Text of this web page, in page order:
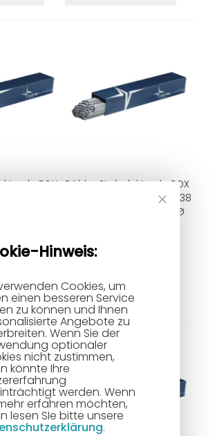
Close
Hinweis:
Cookies, um
einen besseren Service
zu können und Ihnen
Angebote zu
Wenn Sie der
optionaler
nicht zustimmen,
könnte Ihre
werden. Wenn
erfahren möchten,
lesen SIe bitte unsere
.
FOX
–
= E 38 0
Böhler Stabelektrode FOX
SPE, RR (B) 7 (EN 499 = E 38
2 RB 1 2), rutil-basisch | Ø
62,12 €
In den Warenkorb